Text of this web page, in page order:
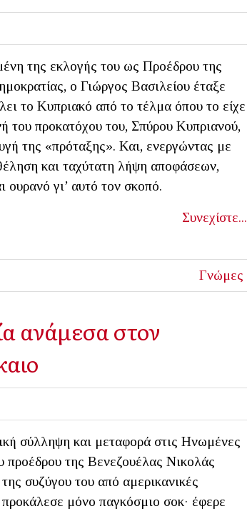
της εκλογής του ως Προέδρου της
ο Γιώργος Βασιλείου έταξε
το Κυπριακό από το τέλμα όπου το είχε
του προκατόχου του, Σπύρου Κυπριανού,
της «πρόταξης». Και, ενεργώντας με
και ταχύτατη λήψη αποφάσεων,
ουρανό γι’ αυτό τον σκοπό.
Συνεχίστε...
Γνώμες
ανάμεσα στον
σύλληψη και μεταφορά στις Ηνωμένες
προέδρου της Βενεζουέλας Νικολάς
συζύγου του από αμερικανικές
προκάλεσε μόνο παγκόσμιο σοκ· έφερε